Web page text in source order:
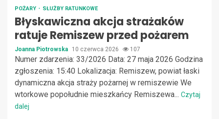
POŻARY SŁUŻBY RATUNKOWE
Błyskawiczna akcja strażaków
ratuje Remiszew przed pożarem
Joanna Piotrowska 10 czerwca 2026 107
Numer zdarzenia: 33/2026 Data: 27 maja 2026 Godzina
zgłoszenia: 15:40 Lokalizacja: Remiszew, powiat łaski
dynamiczna akcja straży pożarnej w remiszewie We
wtorkowe popołudnie mieszkańcy Remiszewa... Czytaj
dalej